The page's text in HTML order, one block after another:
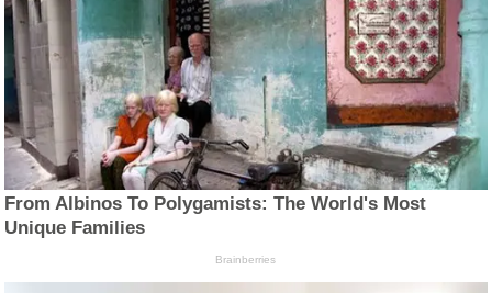
From Albinos To Polygamists: The World's Most
Unique Families
Brainberries